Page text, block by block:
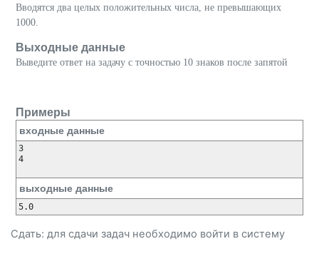
Вводятся два целых положительных числа, не превышающих
1000.
Выходные данные
Выведите ответ на задачу с точностью 10 знаков после запятой
Примеры
входные данные
3
4
выходные данные
Сдать: для сдачи задач необходимо войти в систему